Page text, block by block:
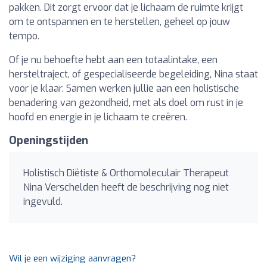
pakken. Dit zorgt ervoor dat je lichaam de ruimte krijgt
om te ontspannen en te herstellen, geheel op jouw
tempo.
Of je nu behoefte hebt aan een totaalintake, een
hersteltraject, of gespecialiseerde begeleiding, Nina staat
voor je klaar. Samen werken jullie aan een holistische
benadering van gezondheid, met als doel om rust in je
hoofd en energie in je lichaam te creëren.
Openingstijden
Holistisch Diëtiste & Orthomoleculair Therapeut
Nina Verschelden heeft de beschrijving nog niet
ingevuld.
Wil je een wijziging aanvragen?